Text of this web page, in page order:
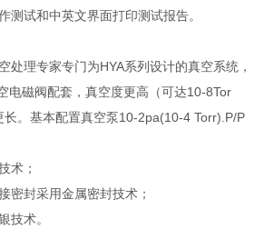
测试和中英文界面打印测试报告。
处理专家专门为HYA系列设计的真空系统，
电磁阀配套，真空度更高（可达10-8Tor
长。基本配置真空泵10-2pa(10-4 Torr).P/P
术；
密封采用金属密封技术；
技术。